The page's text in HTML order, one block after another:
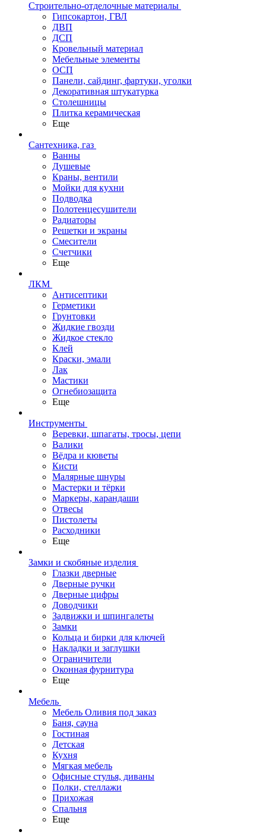
Строительно-отделочные материалы
Гипсокартон, ГВЛ
ДВП
ДСП
Кровельный материал
Мебельные элементы
ОСП
Панели, сайдинг, фартуки, уголки
Декоративная штукатурка
Столешницы
Плитка керамическая
Еще
Сантехника, газ
Ванны
Душевые
Краны, вентили
Мойки для кухни
Подводка
Полотенцесушители
Радиаторы
Решетки и экраны
Смесители
Счетчики
Еще
ЛКМ
Антисептики
Герметики
Грунтовки
Жидкие гвозди
Жидкое стекло
Клей
Краски, эмали
Лак
Мастики
Огнебиозащита
Еще
Инструменты
Веревки, шпагаты, тросы, цепи
Валики
Вёдра и кюветы
Кисти
Малярные шнуры
Мастерки и тёрки
Маркеры, карандаши
Отвесы
Пистолеты
Расходники
Еще
Замки и скобяные изделия
Глазки дверные
Дверные ручки
Дверные цифры
Доводчики
Задвижки и шпингалеты
Замки
Кольца и бирки для ключей
Накладки и заглушки
Ограничители
Оконная фурнитура
Еще
Мебель
Мебель Оливия под заказ
Баня, сауна
Гостиная
Детская
Кухня
Мягкая мебель
Офисные стулья, диваны
Полки, стеллажи
Прихожая
Спальня
Еще